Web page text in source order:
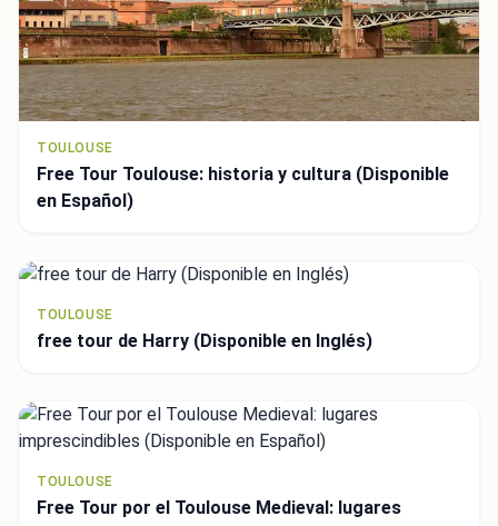
TOULOUSE
Free Tour Toulouse: historia y cultura (Disponible
en Español)
TOULOUSE
free tour de Harry (Disponible en Inglés)
TOULOUSE
Free Tour por el Toulouse Medieval: lugares